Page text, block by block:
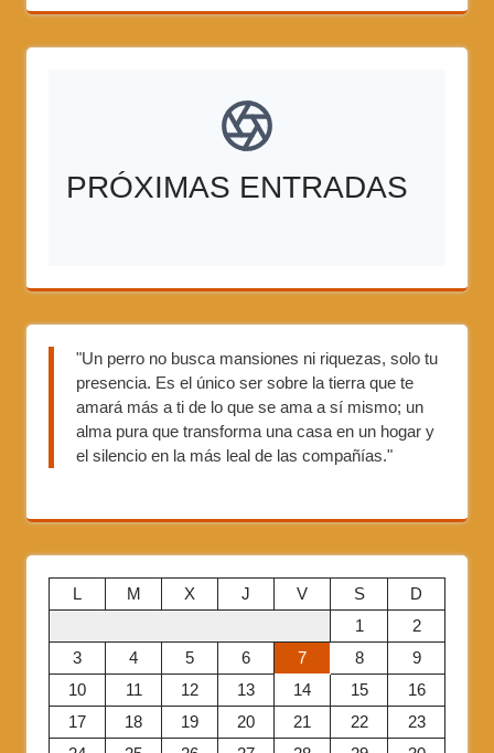
PRÓXIMAS ENTRADAS
"Un perro no busca mansiones ni riquezas, solo tu
presencia. Es el único ser sobre la tierra que te
amará más a ti de lo que se ama a sí mismo; un
alma pura que transforma una casa en un hogar y
el silencio en la más leal de las compañías."
L M X J V S
D
1
2
3
4 5 6 7 8
9
10
11 12 13 14 15
16
17
18 19 20 21 22
23